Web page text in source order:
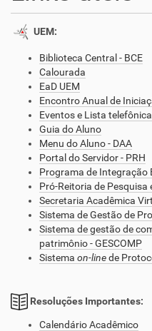
UEM:
Biblioteca Central - BCE
Calourada
EaD UEM
Encontro Anual de
Eventos e Lista
Guia do Aluno
Menu do Aluno - DAA
Portal do Servidor - PRH
Programa de Integração
Pró-Reitoria de Pesquisa
Secretaria Acadêmica
Sistema de Gestão de
Sistema de gestão de
patrimônio - GESCOMP
Sistema on-linede
Resoluções Importantes:
Calendário Acadêmico